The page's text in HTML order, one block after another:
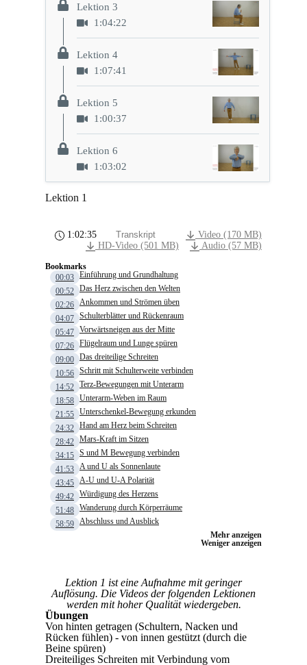
Lektion 3
1:04:22
Lektion 4
1:07:41
Lektion 5
1:00:37
Lektion 6
1:03:02
Lektion 1
1:02:35 Transkript
Video (170 MB)
HD-Video (501 MB)
Audio (57 MB)
Bookmarks
00:03 Einführung und Grundhaltung
00:52 Das Herz zwischen den Welten
02:26 Ankommen und Strömen üben
04:07 Schulterblätter und Rückenraum
05:47 Vorwärtsneigen aus der Mitte
07:26 Flügelraum und Lunge spüren
09:00 Das dreiteilige Schreiten
10:56 Schritt mit Schulterweite verbinden
14:52 Terz-Bewegungen mit Unterarm
18:58 Unterarm-Weben im Raum
21:55 Unterschenkel-Bewegung erkunden
24:32 Hand am Herz beim Schreiten
28:42 Mars-Kraft im Sitzen
34:15 S und M Bewegung verbinden
41:53 A und U als Sonnenlaute
43:45 A-U und U-A Polarität
49:42 Würdigung des Herzens
51:48 Wanderung durch Körperräume
58:59 Abschluss und Ausblick
Mehr anzeigen
Weniger anzeigen
Lektion 1 ist eine Aufnahme mit geringer
Auflösung. Die Videos der folgenden Lektionen
werden mit hoher Qualität wiedergeben.
Übungen
Von hinten getragen (Schultern, Nacken und
Rücken fühlen) - von innen gestützt (durch die
Beine spüren)
Dreiteiliges Schreiten mit Verbindung vom